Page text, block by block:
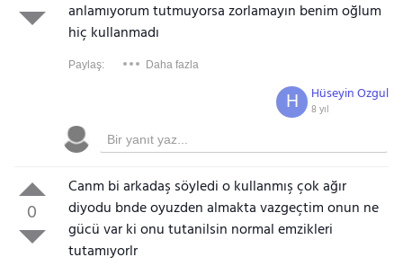
anlamıyorum tutmuyorsa zorlamayın benim oğlum
hiç kullanmadı
Paylaş: Daha fazla
Hüseyin Ozgul
8 yıl
H
0
Canm bi arkadaş söyledi o kullanmış çok ağır
diyodu bnde oyuzden almakta vazgeçtim onun ne
gücü var ki onu tutanilsin normal emzikleri
tutamıyorlr